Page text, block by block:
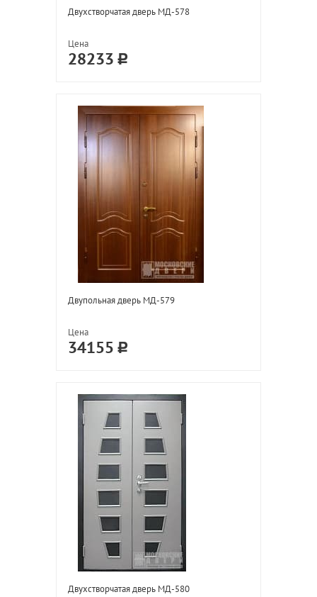
Двухстворчатая дверь МД-578
Цена
28233
Двупольная дверь МД-579
Цена
34155
Двухстворчатая дверь МД-580